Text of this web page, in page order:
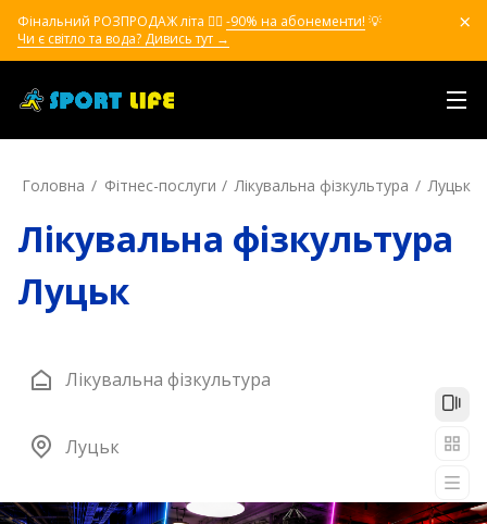
Фінальний РОЗПРОДАЖ літа ❤️‍🔥 -90% на абонементи! 💡
Чи є світло та вода? Дивись тут →
Головна Фітнес-послуги Лікувальна фізкультура Луцьк
Лікувальна фізкультура
Луцьк
Лікувальна фізкультура
Луцьк